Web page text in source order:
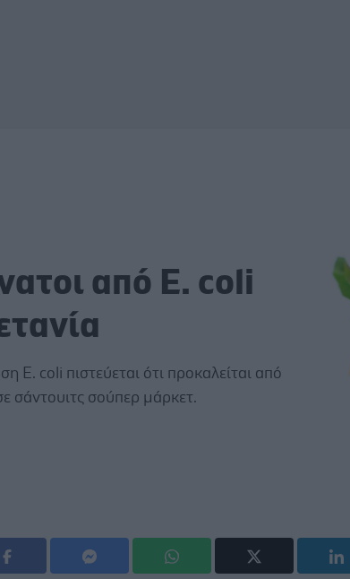
από E. coli
E. coli πιστεύεται ότι προκαλείται από
σάντουιτς σούπερ μάρκετ.